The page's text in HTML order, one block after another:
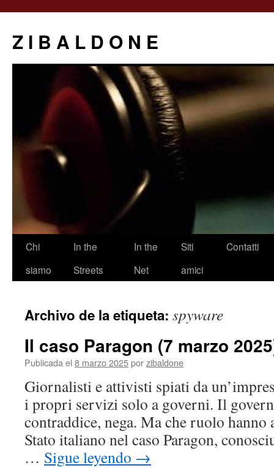
Z I B A L D O N E
Saltar
Chi
siamo
In the
Streets
In the
Net
Siti
amici
Contatti
Archivo de la etiqueta: spyware
Il caso Paragon (7 marzo
Publicada el 8 marzo 2025porzibaldone
Giornalisti e attivisti spiati da
i propri servizi solo a governi. Il
contraddice, nega. Ma che ruolo
Stato italiano nel caso Paragon,
… Sigue leyendo →